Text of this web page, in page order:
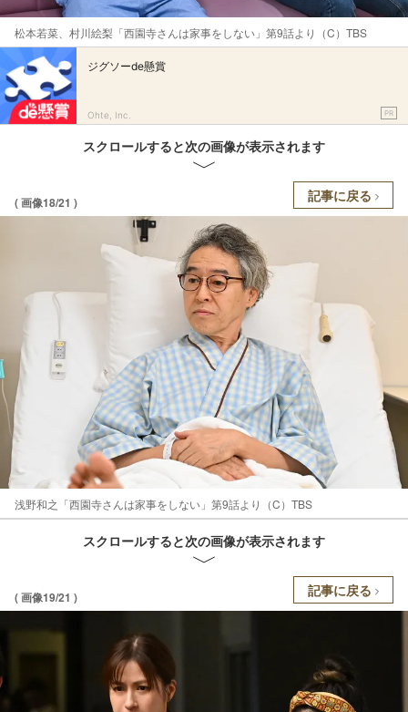
松本若菜、村川絵梨「西園寺さんは家事をしない」第9話より（C）TBS
ジグソーde懸賞
Ohte, Inc. PR
スクロールすると次の画像が表示されます
( 画像18/21 ) 記事に戻る
浅野和之「西園寺さんは家事をしない」第9話より（C）TBS
スクロールすると次の画像が表示されます
( 画像19/21 ) 記事に戻る